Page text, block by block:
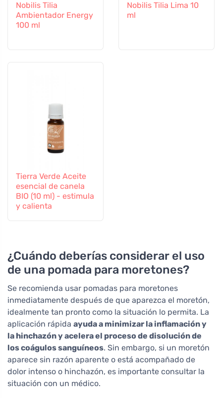
Nobilis Tilia
Ambientador Energy
100 ml
Nobilis Tilia Lima 10
ml
Tierra Verde Aceite
esencial de canela
BIO (10 ml) - estimula
y calienta
¿Cuándo deberías considerar el uso
de una pomada para moretones?
Se recomienda usar pomadas para moretones
inmediatamente después de que aparezca el moretón,
idealmente tan pronto como la situación lo permita. La
aplicación rápida ayuda a minimizar la inflamación y
la hinchazón y acelera el proceso de disolución de
los coágulos sanguíneos. Sin embargo, si un moretón
aparece sin razón aparente o está acompañado de
dolor intenso o hinchazón, es importante consultar la
situación con un médico.